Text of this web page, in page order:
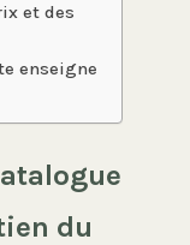
et des
enseigne
du